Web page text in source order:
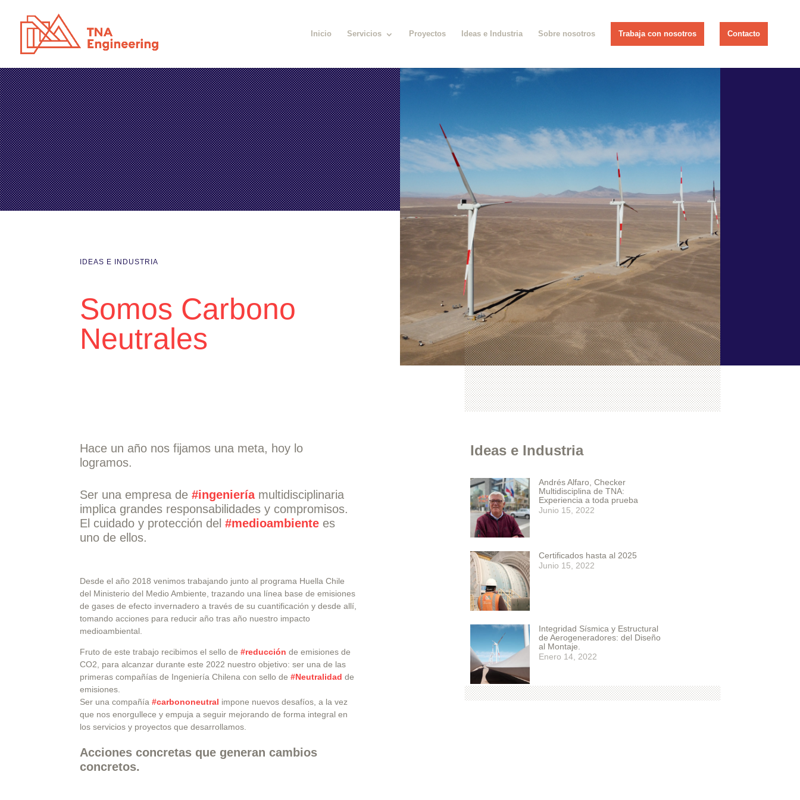
Inicio Servicios Proyectos Ideas e Industria Sobre nosotros Trabaja con nosotros Contacto
IDEAS E INDUSTRIA
Somos Carbono
Neutrales
Hace un año nos fijamos una meta, hoy lo
logramos.
Ser una empresa de#ingenieríamultidisciplinaria
implica grandes responsabilidades y compromisos.
El cuidado y protección del#medioambiente es
uno de ellos.
Desde el año 2018 venimos trabajando junto al programa Huella Chile
del Ministerio del Medio Ambiente, trazando una línea base de emisiones
de gases de efecto invernadero a través de su cuantificación y desde allí,
tomando acciones para reducir año tras año nuestro impacto
medioambiental.
Fruto de este trabajo recibimos el sello de#reducción de emisiones de
CO2, para alcanzar durante este 2022 nuestro objetivo: ser una de las
primeras compañías de Ingeniería Chilena con sello de#Neutralidad de
emisiones.
Ser una compañía#carbononeutral impone nuevos desafíos, a la vez
que nos enorgullece y empuja a seguir mejorando de forma integral en
los servicios y proyectos que desarrollamos.
Acciones concretas que generan cambios
concretos.
Ideas e Industria
Andrés Alfaro, Checker
Multidisciplina de TNA:
Experiencia a toda prueba
Junio 15, 2022
Certificados hasta al 2025
Junio 15, 2022
Integridad Sísmica y Estructural
de Aerogeneradores: del Diseño
al Montaje.
Enero 14, 2022